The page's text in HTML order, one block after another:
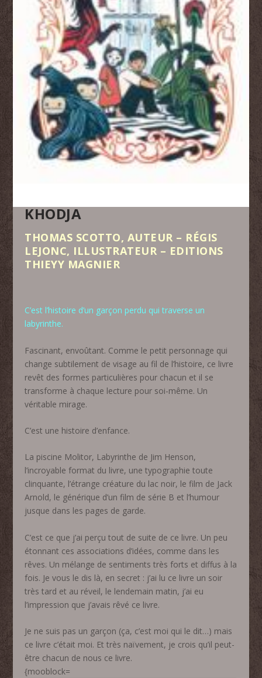
KHODJA
THOMAS SCOTTO, AUTEUR – RÉGIS
LEJONC, ILLUSTRATEUR – EDITIONS
THIEYY MAGNIER
C’est l’histoire d’un garçon perdu qui traverse un
labyrinthe.
Fascinant, envoûtant. Comme le petit personnage qui
change subtilement de visage au fil de l’histoire, ce livre
revêt des formes particulières pour chacun et il se
transforme à chaque lecture pour soi-même. Un
véritable mirage.
C’est une histoire d’enfance.
La piscine Molitor, Labyrinthe de Jim Henson,
l’incroyable format du livre, une typographie toute
clinquante, l’étrange créature du lac noir, le film de Jack
Arnold, le générique d’un film de série B et l’humour
jusque dans les pages de garde.
C’est ce que j’ai perçu tout de suite de ce livre. Un peu
étonnant ces associations d’idées, comme dans les
rêves. Un mélange de sentiments très forts et diffus à la
fois. Je vous le dis là, en secret : j’ai lu ce livre un soir
très tard et au réveil, le lendemain matin, j’ai eu
l’impression que j’avais rêvé ce livre.
Je ne suis pas un garçon (ça, c’est moi qui le dit…) mais
ce livre c’était moi. Et très naïvement, je crois qu’il peut-
être chacun de nous ce livre.
{mooblock=